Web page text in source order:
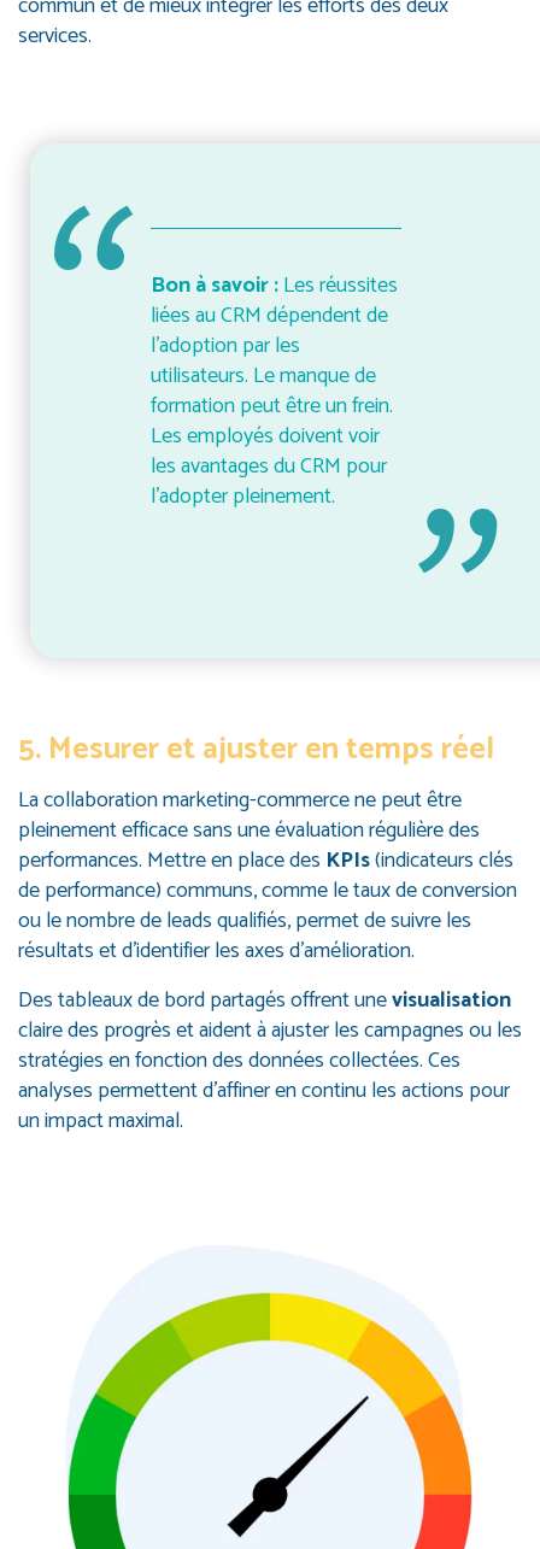
services.
Bon à savoir :Les réussites
liées au CRM dépendent de
l’adoption par les
utilisateurs. Le manque de
formation peut être un frein.
Les employés doivent voir
les avantages du CRM pour
l’adopter pleinement.
5. Mesurer et ajuster en temps réel
La collaboration marketing-commerce ne peut être
pleinement efficace sans une évaluation régulière des
performances. Mettre en place des KPIs(indicateurs clés
de performance) communs, comme le taux de conversion
ou le nombre de leads qualifiés, permet de suivre les
résultats et d’identifier les axes d’amélioration.
Des tableaux de bord partagés offrent unevisualisation
claire des progrès et aident à ajuster les campagnes ou les
stratégies en fonction des données collectées. Ces
analyses permettent d’affiner en continu les actions pour
un impact maximal.